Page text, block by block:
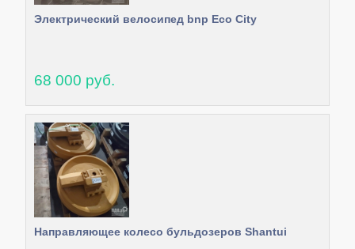
Электрический велосипед bnp Eco City
68 000 руб.
Направляющее колесо бульдозеров Shantui